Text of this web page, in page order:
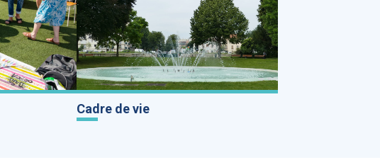
Cadre de vie